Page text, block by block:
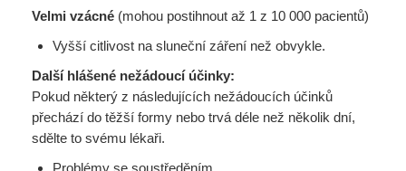
Velmi vzácné (mohou postihnout až 1 z 10 000 pacientů)
Vyšší citlivost na sluneční záření než obvykle.
Další hlášené nežádoucí účinky:
Pokud některý z následujících nežádoucích účinků
přechází do těžší formy nebo trvá déle než několik dní,
sdělte to svému lékaři.
Problémy se soustředěním